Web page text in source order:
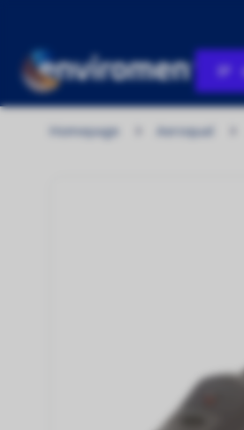
Homepage Aeroqual